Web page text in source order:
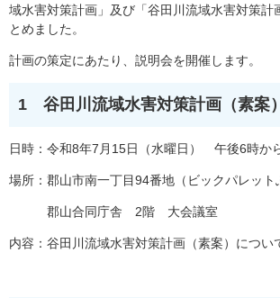
域水害対策計画」及び「谷田川流域水害対策計
とめました。
計画の策定にあたり、説明会を開催します。
1 谷田川流域水害対策計画（素案
日時：令和8年7月15日（水曜日） 午後6時か
場所：郡山市南一丁目94番地（ビックパレット
郡山合同庁舎 2階 大会議室
内容：谷田川流域水害対策計画（素案）につい